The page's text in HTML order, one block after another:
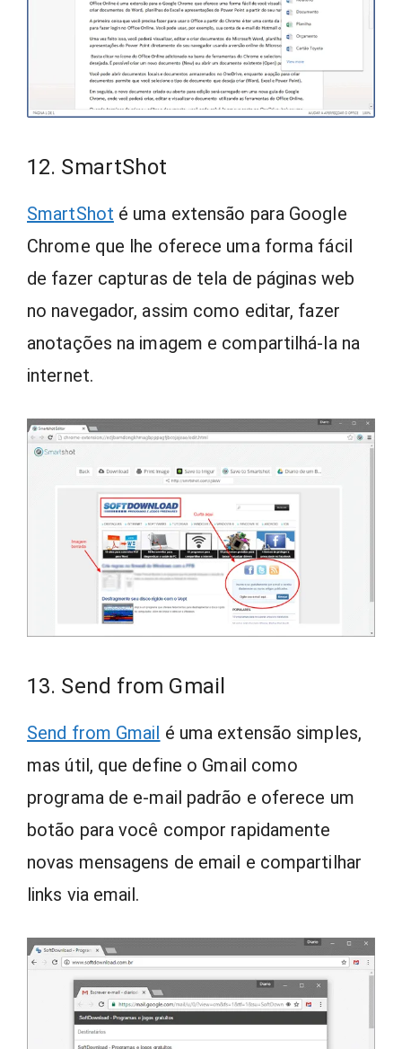
12. SmartShot
SmartShot é uma extensão para Google
Chrome que lhe oferece uma forma fácil
de fazer capturas de tela de páginas web
no navegador, assim como editar, fazer
anotações na imagem e compartilhá-la na
internet.
13. Send from Gmail
Send from Gmail é uma extensão simples,
mas útil, que define o Gmail como
programa de e-mail padrão e oferece um
botão para você compor rapidamente
novas mensagens de email e compartilhar
links via email.